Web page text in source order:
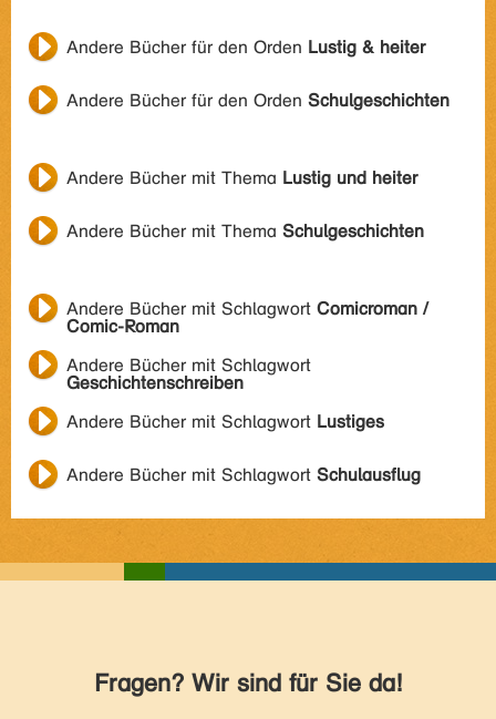
Andere Bücher für den Orden Lustig & heiter
Andere Bücher für den Orden Schulgeschichten
Andere Bücher mit Thema Lustig und heiter
Andere Bücher mit Thema Schulgeschichten
Andere Bücher mit Schlagwort Comicroman /
Comic-Roman
Andere Bücher mit Schlagwort
Geschichtenschreiben
Andere Bücher mit Schlagwort Lustiges
Andere Bücher mit Schlagwort Schulausflug